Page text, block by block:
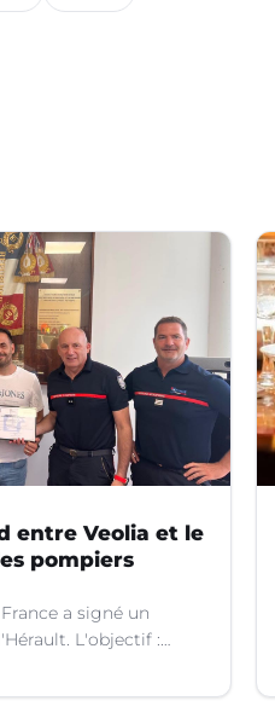
entre Veolia et le
pompiers
a signé un
L'objectif :
salariés de
de sapeurs-